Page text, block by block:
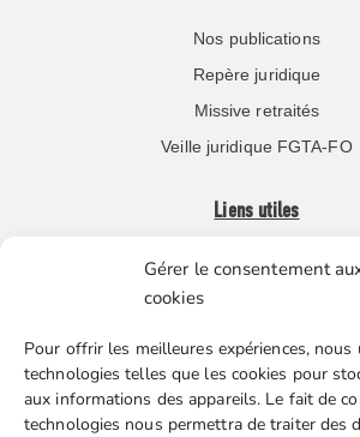
Gérer le consentement
cookies
Pour offrir les meilleures expériences, nous
technologies telles que les cookies pour
aux informations des appareils. Le fait de
technologies nous permettra de traiter des
Nos publications
Repère juridique
Missive retraités
Veille juridique FGTA-FO
Liens utiles
Boutique en ligne
Nos partenaires
Gestion des cookies